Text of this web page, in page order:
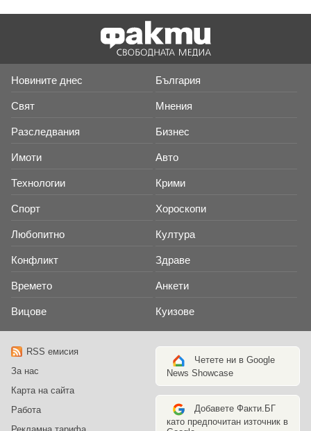
Новините днес България
Свят Мнения
Разследвания Бизнес
Имоти Авто
Технологии Крими
Спорт Хороскопи
Любопитно Култура
Конфликт Здраве
Времето Анкети
Вицове Куизове
RSS емисия
За нас
Карта на сайта
Работа
Четете ни в Google
News Showcase
Добавете Факти.БГ
като предпочитан източник в